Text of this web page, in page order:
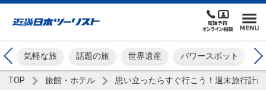
気軽な旅 話題の旅 世界遺産 パワースポット
TOP 旅館・ホテル 思い立ったらすぐ行こう！週末旅行計画